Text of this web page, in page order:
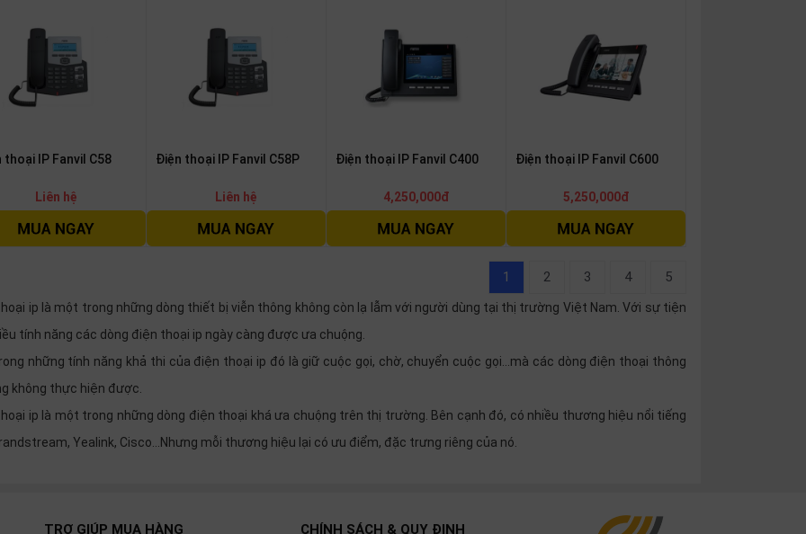
thoại IP Fanvil C58
Liên hệ
Điện thoại IP Fanvil C58P
Liên hệ
Điện thoại IP Fanvil C400
4,250,000đ
Điện thoại IP Fanvil C600
5,250,000đ
1 2 3 4 5
ip là một trong những dòng thiết bị viễn thông không còn lạ lẫm với người dùng tại thị trường Việt Nam. Với sự tiện
tính năng các dòng điện thoại ip ngày càng được ưa chuộng.
những tính năng khả thi của điện thoại ip đó là giữ cuộc gọi, chờ, chuyển cuộc gọi...mà các dòng điện thoại thông
không thực hiện được.
ip là một trong những dòng điện thoại khá ưa chuộng trên thị trường. Bên cạnh đó, có nhiều thương hiệu nổi tiếng
Yealink, Cisco...Nhưng mỗi thương hiệu lại có ưu điểm, đặc trưng riêng của nó.
TRỢ GIÚP MUA HÀNG CHÍNH SÁCH & QUY ĐỊNH